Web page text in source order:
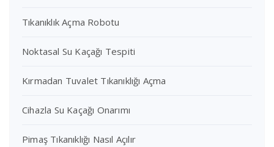
Tıkanıklık Açma Robotu
Noktasal Su Kaçağı Tespiti
Kırmadan Tuvalet Tıkanıklığı Açma
Cihazla Su Kaçağı Onarımı
Pimaş Tıkanıklığı Nasıl Açılır